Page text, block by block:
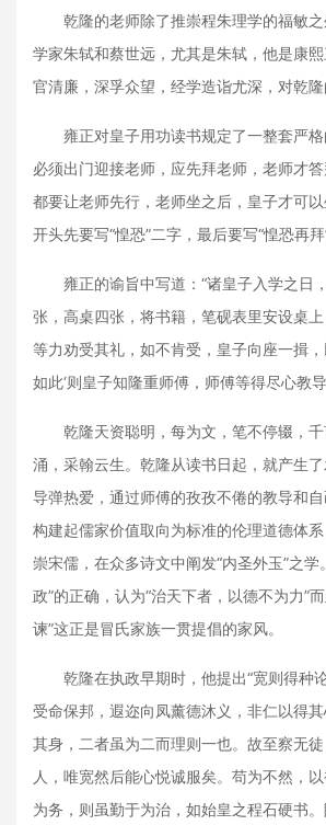
乾隆的老师除了推崇程朱理学的福敏之
学家朱轼和蔡世远，尤其是朱轼，他是康
官清廉，深孚众望，经学造诣尤深，对乾隆
雍正对皇子用功读书规定了一整套严格
必须出门迎接老师，应先拜老师，老师才答
都要让老师先行，老师坐之后，皇子才可以
开头先要写“惶恐”二字，最后要写“惶恐再拜
雍正的谕旨中写道：“诸皇子入学之日
张，高桌四张，将书籍，笔砚表里安设桌
等力劝受其礼，如不肯受，皇子向座一揖，
如此‘则皇子知隆重师傅，师傅等得尽心教
乾隆天资聪明，每为文，笔不停辍，千
涌，采翰云生。乾隆从读书日起，就产生
导弹热爱，通过师傅的孜孜不倦的教导和
构建起儒家价值取向为标准的伦理道德体
崇宋儒，在众多诗文中阐发“内圣外玉”之学
政”的正确，认为“治天下者，以德不为力”
谏”这正是冒氏家族一贯提倡的家风。
乾隆在执政早期时，他提出“宽则得种
受命保邦，遐迩向凤薰德沐义，非仁以得
其身，二者虽为二而理则一也。故至察无
人，唯宽然后能心悦诚服矣。苟为不然，
为务，则虽勤于为治，如始皇之程石硬书。